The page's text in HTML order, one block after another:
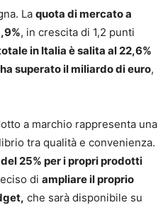
La quota di mercato a
, in crescita di 1,2 punti
in Italia è salita al 22,6%
superato il miliardo di euro,
a marchio rappresenta una
tra qualità e convenienza.
25% per i propri prodotti
di ampliare il proprio
che sarà disponibile su